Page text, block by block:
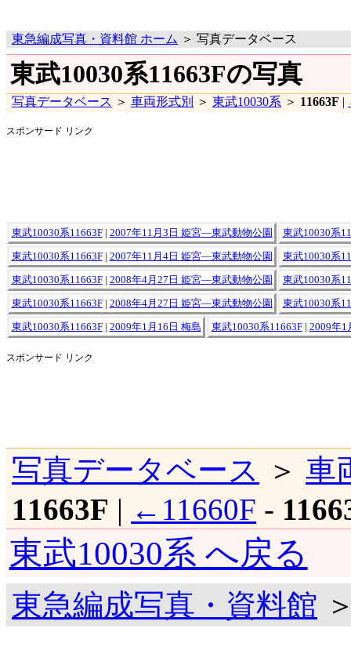
東急編成写真・資料館 ホーム ＞ 写真データベース
東武10030系11663Fの写真
写真データベース ＞ 車両形式別 ＞ 東武10030系 ＞ 11663F |
スポンサード リンク
東武10030系11663F| 2007年11月3日 姫宮―東武動物公園 東武10030系
東武10030系11663F| 2007年11月4日 姫宮―東武動物公園 東武10030系
東武10030系11663F| 2008年4月27日 姫宮―東武動物公園 東武10030系
東武10030系11663F| 2008年4月27日 姫宮―東武動物公園 東武10030系
東武10030系11663F| 2009年1月16日 梅島 東武10030系11663F| 2009年1
スポンサード リンク
写真データベース ＞ 車
11663F | ←11660F -
東武10030系 へ戻る
東急編成写真・資料館